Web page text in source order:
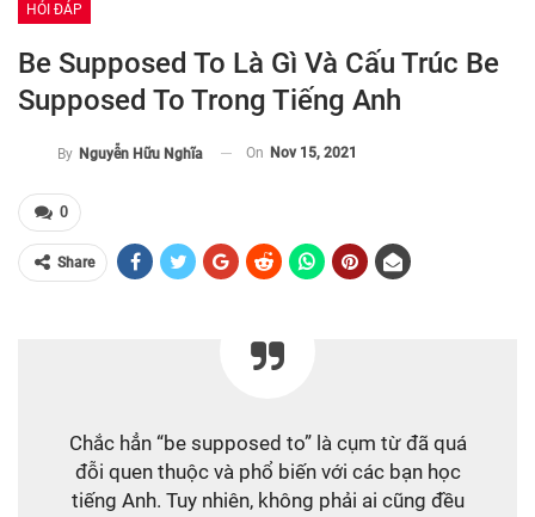
HỎI ĐÁP
Be Supposed To Là Gì Và Cấu Trúc Be
Supposed To Trong Tiếng Anh
By Nguyễn Hữu Nghĩa On Nov 15, 2021
0
Share
Chắc hẳn “be supposed to” là cụm từ đã quá
đỗi quen thuộc và phổ biến với các bạn học
tiếng Anh. Tuy nhiên, không phải ai cũng đều